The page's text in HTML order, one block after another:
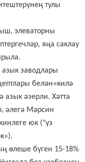
тулы
элеваторны
яңа саклау
азык заводлары
белән»килә
азык әзерли. Хәтта
әлегә Мәрсин
юк ("үз
өлеше бүген 15-18%